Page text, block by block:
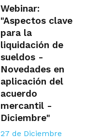
Webinar:
"Aspectos clave
para la
liquidación de
sueldos -
Novedades en
aplicación del
acuerdo
mercantil -
Diciembre"
27 de Diciembre